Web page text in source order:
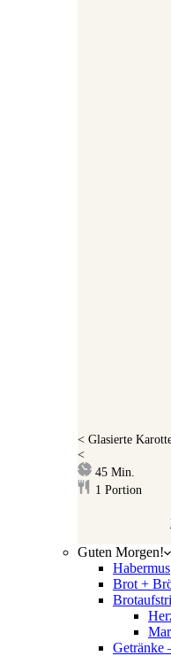
< Glasierte
<
45 Minuten
Min.
1 Portion
Guten Morgen!
Habermus
Brot +
Getränke